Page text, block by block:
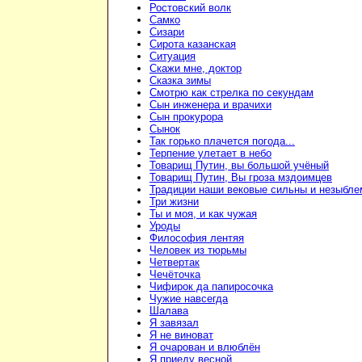
Ростовский волк
Самко
Сизари
Сирота казанская
Ситуация
Скажи мне, доктор
Сказка зимы
Смотрю как стрелка по секундам
Сын инженера и врачихи
Сын прокурора
Сынок
Так горько плачется погода...
Терпение улетает в небо
Товарищ Путин, вы большой учёный
Товарищ Путин, Вы гроза мздоимцев
Традиции наши вековые сильны и
Три жизни
Ты и моя, и как чужая
Уроды
Философия лентяя
Человек из тюрьмы
Четвертак
Чечёточка
Чифирок да папиросочка
Чужие навсегда
Шалава
Я завязал
Я не виноват
Я очарован и влюблён
Я приеду весной